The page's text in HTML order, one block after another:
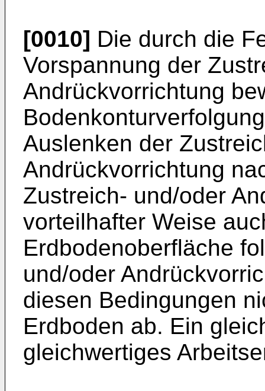
[0010] Die durch die
Vorspannung der
Andrückvorrichtung
Auslenken der
Andrückvorrichtung
Zustreich- und/oder
vorteilhafter Weise
Erdbodenoberfläche
und/oder
diesen Bedingungen
Erdboden ab. Ein
gleichwertiges